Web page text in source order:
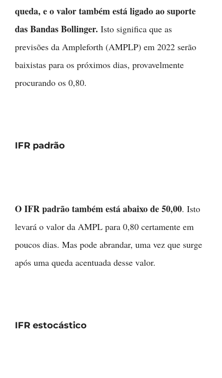
queda, e o valor também está ligado ao suporte
das Bandas Bollinger. Isto significa que as
previsões da Ampleforth (AMPLP) em 2022 serão
baixistas para os próximos dias, provavelmente
procurando os 0,80.
IFR padrão
O IFR padrão também está abaixo de 50,00. Isto
levará o valor da AMPL para 0,80 certamente em
poucos dias. Mas pode abrandar, uma vez que surge
após uma queda acentuada desse valor.
IFR estocástico